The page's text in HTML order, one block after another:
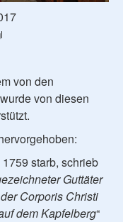
von den
von diesen
1759 starb, schrieb
Guttäter
Corporis Christi
dem Kapfelberg“